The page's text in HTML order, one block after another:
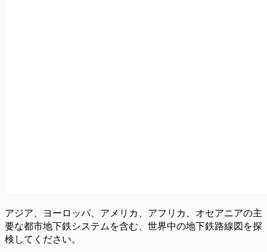
アジア、ヨーロッパ、アメリカ、アフリカ、オセアニアの主
要な都市地下鉄システムを含む、世界中の地下鉄路線図を探
検してください。